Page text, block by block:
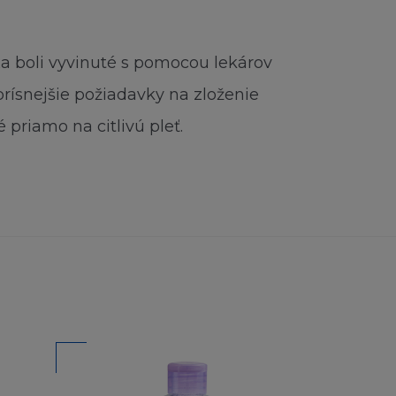
boli vyvinuté s pomocou lekárov
požiadavky na zloženie
priamo na citlivú pleť.
bez
že nemáte
kterým
jiná práva.
jinak než